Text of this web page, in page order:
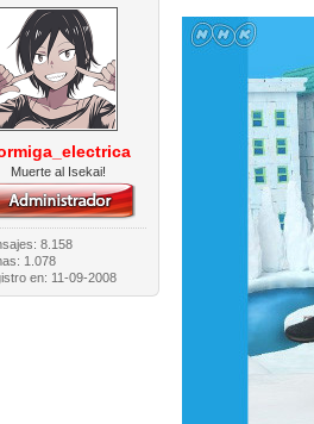
Muerte al Isekai!
8.158
1.078
en: 11-09-2008